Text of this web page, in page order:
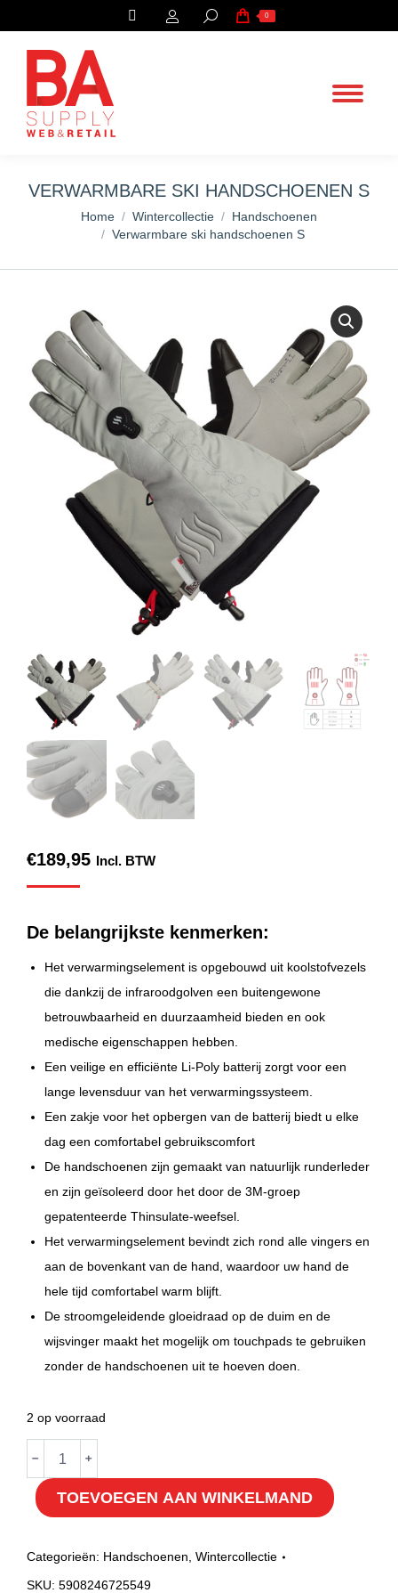
Search: 0
VERWARMBARE SKI HANDSCHOENEN S
You are here:
Home Wintercollectie
Handschoenen
Verwarmbare ski handschoenen S
€189,95 Incl. BTW
De belangrijkste kenmerken:
Het verwarmingselement is opgebouwd uit koolstofvezels
die dankzij de infraroodgolven een buitengewone
betrouwbaarheid en duurzaamheid bieden en ook
medische eigenschappen hebben.
Een veilige en efficiënte Li-Poly batterij zorgt voor een
lange levensduur van het verwarmingssysteem.
Een zakje voor het opbergen van de batterij biedt u elke
dag een comfortabel gebruikscomfort
De handschoenen zijn gemaakt van natuurlijk runderleder
en zijn geïsoleerd door het door de 3M-groep
gepatenteerde Thinsulate-weefsel.
Het verwarmingselement bevindt zich rond alle vingers en
aan de bovenkant van de hand, waardoor uw hand de
hele tijd comfortabel warm blijft.
De stroomgeleidende gloeidraad op de duim en de
wijsvinger maakt het mogelijk om touchpads te gebruiken
zonder de handschoenen uit te hoeven doen.
2 op voorraad
Verwarmbare
ski
handschoenen
hoeveelheid
﹣ ﹢
TOEVOEGEN AAN WINKELMAND
Categorieën: Handschoenen Wintercollectie
SKU: 5908246725549